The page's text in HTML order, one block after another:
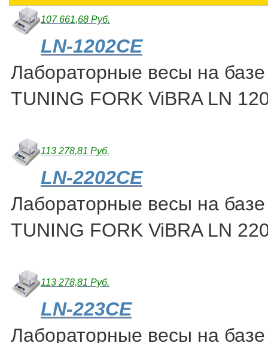
107 661,68 Руб.
LN-1202CE
Лабораторные весы на базе
TUNING FORK ViBRA LN
113 278,81 Руб.
LN-2202CE
Лабораторные весы на базе
TUNING FORK ViBRA LN
113 278,81 Руб.
LN-223CE
Лабораторные весы на базе